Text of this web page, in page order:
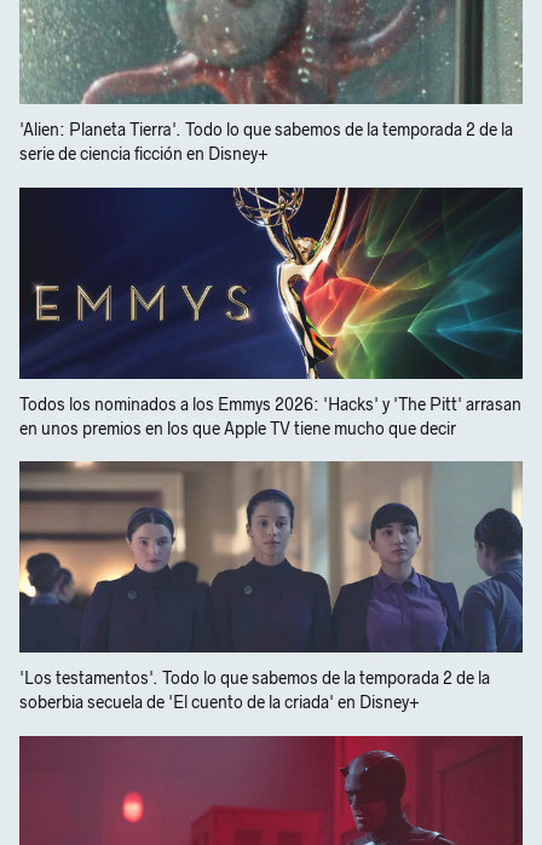
'Alien: Planeta Tierra'. Todo lo que sabemos de la temporada 2 de la
serie de ciencia ficción en Disney+
Todos los nominados a los Emmys 2026: 'Hacks' y 'The Pitt' arrasan
en unos premios en los que Apple TV tiene mucho que decir
'Los testamentos'. Todo lo que sabemos de la temporada 2 de la
soberbia secuela de 'El cuento de la criada' en Disney+